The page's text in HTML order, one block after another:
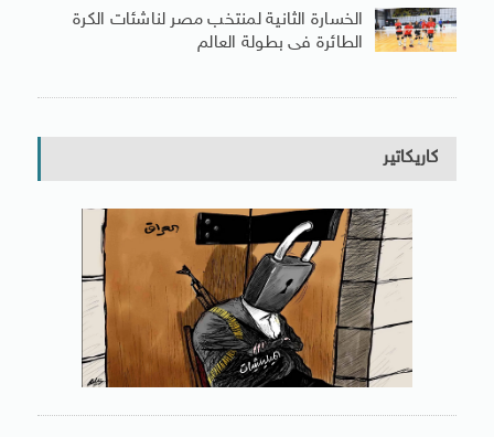
الخسارة الثانية لمنتخب مصر لناشئات الكرة
الطائرة فى بطولة العالم
كاريكاتير